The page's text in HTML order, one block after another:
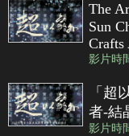
The
Sun
Crafts
影片時
「超
者-結
影片時